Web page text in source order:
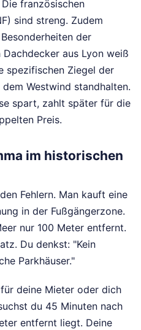
französischen
sind streng. Zudem
der
aus Lyon weiß
spezifischen Ziegel der
Westwind standhalten.
spart, zahlt später für die
Preis.
im historischen
Fehlern. Man kauft eine
in der Fußgängerzone.
nur 100 Meter entfernt.
Du denkst: "Kein
Parkhäuser."
deine Mieter oder dich
du 45 Minuten nach
entfernt liegt. Deine